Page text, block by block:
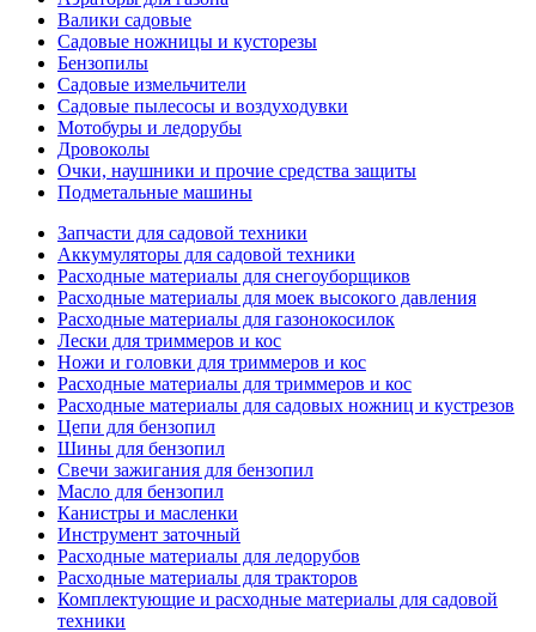
Валики садовые
Садовые ножницы и кусторезы
Бензопилы
Садовые измельчители
Садовые пылесосы и воздуходувки
Мотобуры и ледорубы
Дровоколы
Очки, наушники и прочие средства защиты
Подметальные машины
Запчасти для садовой техники
Аккумуляторы для садовой техники
Расходные материалы для снегоуборщиков
Расходные материалы для моек высокого давления
Расходные материалы для газонокосилок
Лески для триммеров и кос
Ножи и головки для триммеров и кос
Расходные материалы для триммеров и кос
Расходные материалы для садовых ножниц и кустрезов
Цепи для бензопил
Шины для бензопил
Свечи зажигания для бензопил
Масло для бензопил
Канистры и масленки
Инструмент заточный
Расходные материалы для ледорубов
Расходные материалы для тракторов
Комплектующие и расходные материалы для садовой
техники